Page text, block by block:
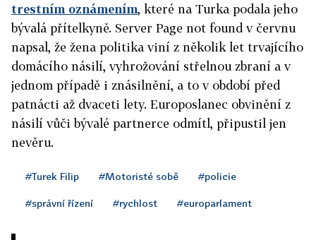
trestním oznámením, které na Turka podala jeho
bývalá přítelkyně. Server Page not found v červnu
napsal, že žena politika viní z několik let trvajícího
domácího násilí, vyhrožování střelnou zbraní a v
jednom případě i znásilnění, a to v období před
patnácti až dvaceti lety. Europoslanec obvinění z
násilí vůči bývalé partnerce odmítl, připustil jen
nevěru.
#Turek Filip #Motoristé sobě #policie
#správní řízení #rychlost #europarlament